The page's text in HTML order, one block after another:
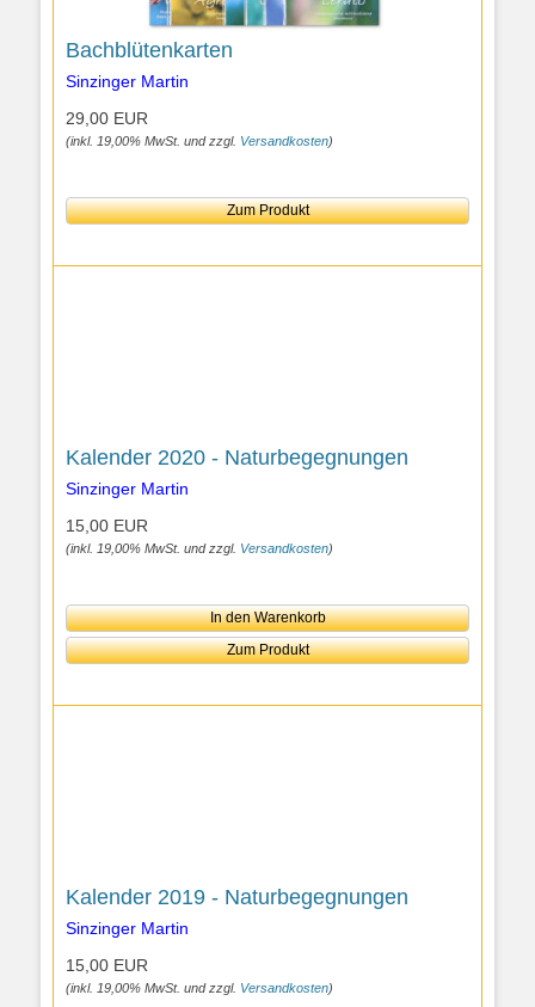
Bachblütenkarten
Sinzinger Martin
29,00 EUR
(inkl. 19,00% MwSt. und zzgl. Versandkosten)
Zum Produkt
Kalender 2020 - Naturbegegnungen
Sinzinger Martin
15,00 EUR
(inkl. 19,00% MwSt. und zzgl. Versandkosten)
In den Warenkorb
Zum Produkt
Kalender 2019 - Naturbegegnungen
Sinzinger Martin
15,00 EUR
(inkl. 19,00% MwSt. und zzgl. Versandkosten)